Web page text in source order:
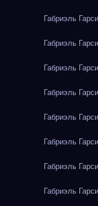
Габриэль
Габриэль
Габриэль
Габриэль
Габриэль
Габриэль
Габриэль
Габриэль